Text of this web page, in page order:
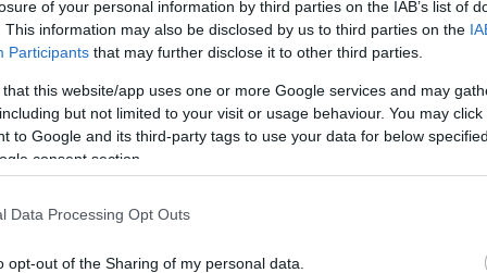
of your personal information by third parties on the IAB’s list of
This information may also be disclosed by us to third parties on the
Participants that may further disclose it to other third parties.
that this website/app uses one or more Google services and may
but not limited to your visit or usage behaviour. You may
to Google and its third-party tags to use your data for below
consent section.
Data Processing Opt Outs
opt-out of the Sharing of my personal data.
de transação incríveis (milhões de TPS)
VRF ultrarrápido construído internamente. Com o
com um blockchain público de terceira geração.